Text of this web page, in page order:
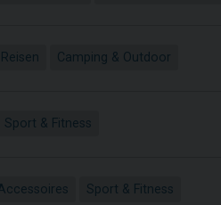
Camping & Outdoor
Sport & Fitness
Sport & Fitness